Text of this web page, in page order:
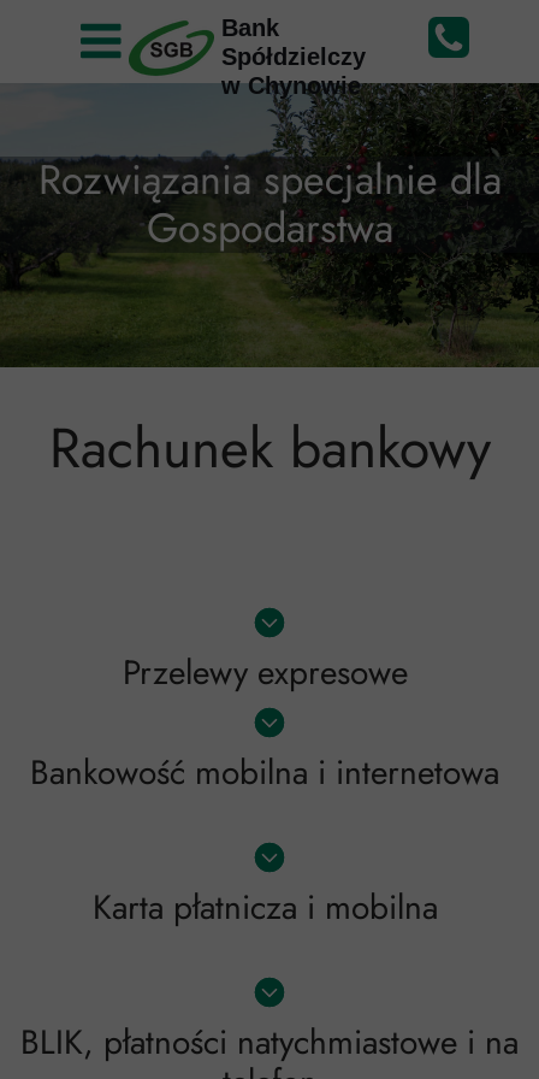
Bank
Spółdzielczy
w Chynowie
Rozwiązania specjalnie dla
Gospodarstwa
BLIK, płatności natychmiastowe i na
Karta płatnicza i mobilna
Bankowość mobilna i internetowa
Przelewy expresowe
Rachunek bankowy